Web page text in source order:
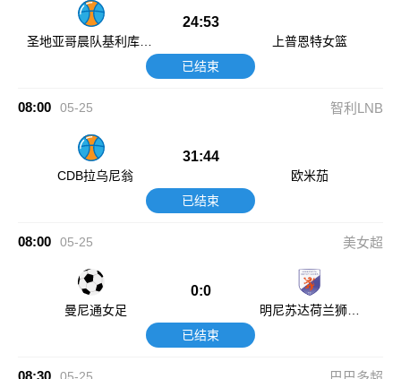
圣地亚哥晨队基利库拉
24:53
上普恩特女篮
已结束
08:00 05-25 智利LNB
CDB拉乌尼翁
31:44
欧米茄
已结束
08:00 05-25 美女超
曼尼通女足
0:0
明尼苏达荷兰狮女
已结束
08:30